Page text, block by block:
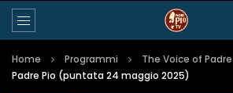
Home Programmi The Voice of Padre
Padre Pio (puntata 24 maggio 2025)